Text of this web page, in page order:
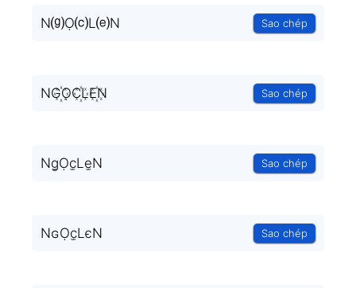
N⒢Ọ⒞L⒠N Sao chép
NG꙰ỌC꙰LE꙰N Sao chép
Ng̫Ọc̫Le̫N Sao chép
NɢỌc̫LєN Sao chép